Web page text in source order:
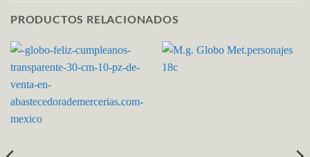
PRODUCTOS RELACIONADOS